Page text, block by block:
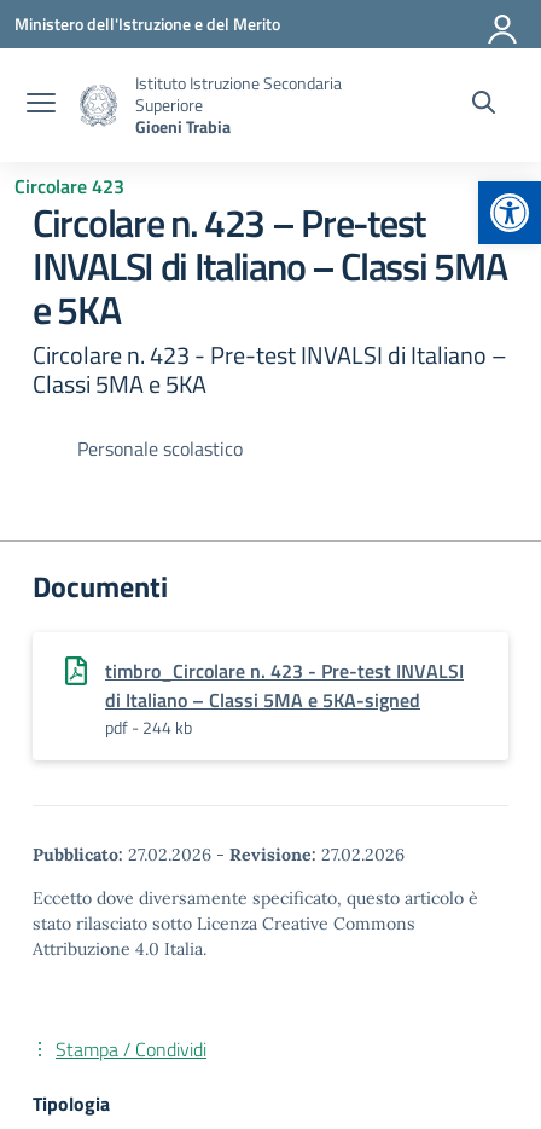
Vai ai contenuti
Vai al menu di navigazione
Vai al footer
Ministero dell'Istruzione e del Merito
Istituto Istruzione Secondaria
Superiore
Gioeni Trabia
Circolare 423
Circolare n. 423 – Pre-test
INVALSI di Italiano – Classi 5MA
e 5KA
Circolare n. 423 - Pre-test INVALSI di Italiano –
Classi 5MA e 5KA
Personale scolastico
Documenti
timbro_Circolare n. 423 - Pre-test INVALSI
di Italiano – Classi 5MA e 5KA-signed
pdf - 244 kb
Pubblicato: 27.02.2026 - Revisione: 27.02.2026
Eccetto dove diversamente specificato, questo articolo è
stato rilasciato sotto Licenza Creative Commons
Attribuzione 4.0 Italia.
Stampa / Condividi
Tipologia